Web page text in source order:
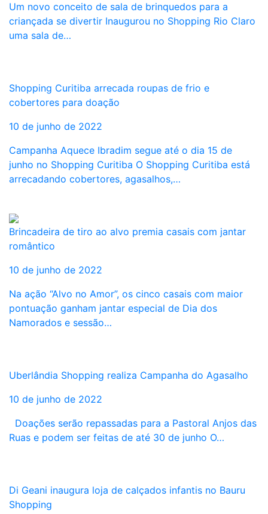
Um novo conceito de sala de brinquedos para a
criançada se divertir Inaugurou no Shopping Rio Claro
uma sala de…
Shopping Curitiba arrecada roupas de frio e
cobertores para doação
10 de junho de 2022
Campanha Aquece Ibradim segue até o dia 15 de
junho no Shopping Curitiba O Shopping Curitiba está
arrecadando cobertores, agasalhos,…
Brincadeira de tiro ao alvo premia casais com jantar
romântico
10 de junho de 2022
Na ação “Alvo no Amor”, os cinco casais com maior
pontuação ganham jantar especial de Dia dos
Namorados e sessão…
Uberlândia Shopping realiza Campanha do Agasalho
10 de junho de 2022
Doações serão repassadas para a Pastoral Anjos das
Ruas e podem ser feitas de até 30 de junho O…
Di Geani inaugura loja de calçados infantis no Bauru
Shopping